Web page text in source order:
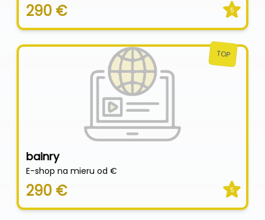
290 € 5
TOP
bainry
E-shop na mieru od €
290 € 5